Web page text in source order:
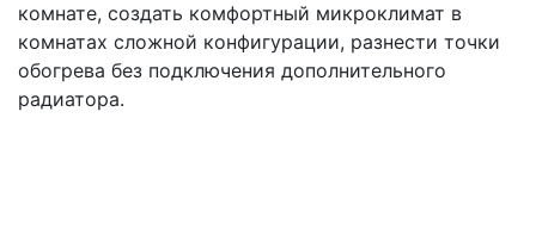
комнате, создать комфортный микроклимат в
комнатах сложной конфигурации, разнести точки
обогрева без подключения дополнительного
радиатора.